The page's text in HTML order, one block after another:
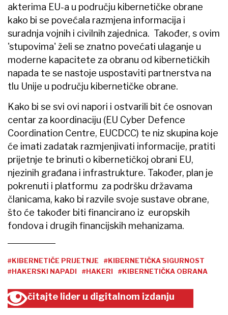
akterima EU-a u području kibernetičke obrane
kako bi se povećala razmjena informacija i
suradnja vojnih i civilnih zajednica. Također, s ovim
'stupovima' želi se znatno povećati ulaganje u
moderne kapacitete za obranu od kibernetičkih
napada te se nastoje uspostaviti partnerstva na
tlu Unije u području kibernetičke obrane.
Kako bi se svi ovi napori i ostvarili bit će osnovan
centar za koordinaciju (EU Cyber Defence
Coordination Centre, EUCDCC) te niz skupina koje
će imati zadatak razmjenjivati informacije, pratiti
prijetnje te brinuti o kibernetičkoj obrani EU,
njezinih građana i infrastrukture. Također, plan je
pokrenuti i platformu za podršku državama
članicama, kako bi razvile svoje sustave obrane,
što će također biti financirano iz europskih
fondova i drugih financijskih mehanizama.
#KIBERNETIČE PRIJETNJE
#KIBERNETIČKA SIGURNOST
#HAKERSKI NAPADI
#HAKERI #KIBERNETIČKA OBRANA
čitajte lider u digitalnom izdanju